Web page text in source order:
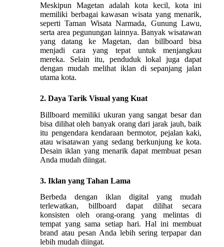
Meskipun Magetan adalah kota kecil, kota ini
memiliki berbagai kawasan wisata yang menarik,
seperti Taman Wisata Narmada, Gunung Lawu,
serta area pegunungan lainnya. Banyak wisatawan
yang datang ke Magetan, dan billboard bisa
menjadi cara yang tepat untuk menjangkau
mereka. Selain itu, penduduk lokal juga dapat
dengan mudah melihat iklan di sepanjang jalan
utama kota.
2. Daya Tarik Visual yang Kuat
Billboard memiliki ukuran yang sangat besar dan
bisa dilihat oleh banyak orang dari jarak jauh, baik
itu pengendara kendaraan bermotor, pejalan kaki,
atau wisatawan yang sedang berkunjung ke kota.
Desain iklan yang menarik dapat membuat pesan
Anda mudah diingat.
3. Iklan yang Tahan Lama
Berbeda dengan iklan digital yang mudah
terlewatkan, billboard dapat dilihat secara
konsisten oleh orang-orang yang melintas di
tempat yang sama setiap hari. Hal ini membuat
brand atau pesan Anda lebih sering terpapar dan
lebih mudah diingat.